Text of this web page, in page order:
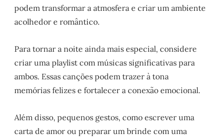
podem transformar a atmosfera e criar um ambiente
acolhedor e romântico.
Para tornar a noite ainda mais especial, considere
criar uma playlist com músicas significativas para
ambos. Essas canções podem trazer à tona
memórias felizes e fortalecer a conexão emocional.
Além disso, pequenos gestos, como escrever uma
carta de amor ou preparar um brinde com uma